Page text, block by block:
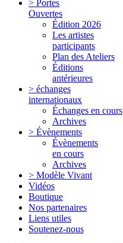
> Portes
Ouvertes
Édition 2026
Les artistes
participants
Plan des Ateliers
Éditions
antérieures
> échanges
internationaux
Échanges en cours
Archives
> Évènements
Évènements
en cours
Archives
> Modèle Vivant
Vidéos
Boutique
Nos partenaires
Liens utiles
Soutenez-nous